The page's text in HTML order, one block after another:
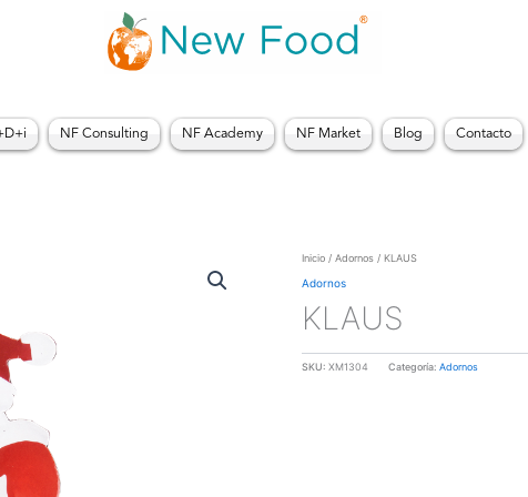
NF Consulting NF Academy NF Market Blog Contacto
Inicio / Adornos / KLAUS
Adornos
KLAUS
SKU: XM1304 Categoría: Adornos